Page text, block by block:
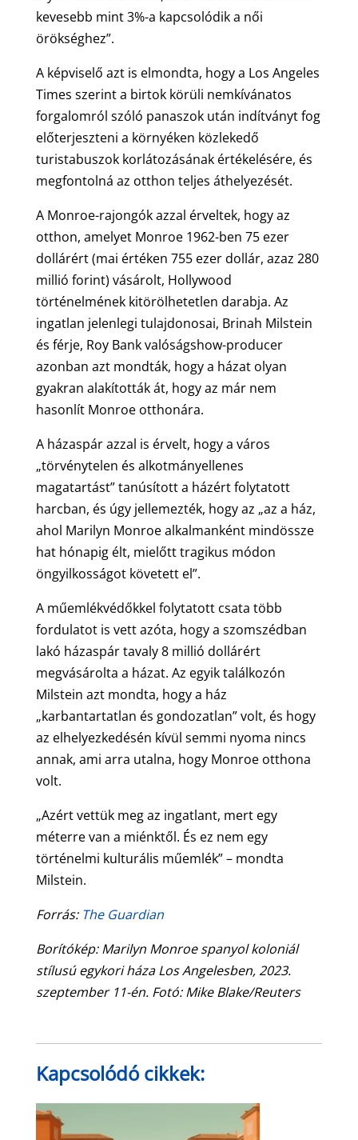
kevesebb mint 3%-a kapcsolódik a női
örökséghez”.
A képviselő azt is elmondta, hogy a Los Angeles
Times szerint a birtok körüli nemkívánatos
forgalomról szóló panaszok után indítványt fog
előterjeszteni a környéken közlekedő
turistabuszok korlátozásának értékelésére, és
megfontolná az otthon teljes áthelyezését.
A Monroe-rajongók azzal érveltek, hogy az
otthon, amelyet Monroe 1962-ben 75 ezer
dollárért (mai értéken 755 ezer dollár, azaz 280
millió forint) vásárolt, Hollywood
történelmének kitörölhetetlen darabja. Az
ingatlan jelenlegi tulajdonosai, Brinah Milstein
és férje, Roy Bank valóságshow-producer
azonban azt mondták, hogy a házat olyan
gyakran alakították át, hogy az már nem
hasonlít Monroe otthonára.
A házaspár azzal is érvelt, hogy a város
„törvénytelen és alkotmányellenes
magatartást” tanúsított a házért folytatott
harcban, és úgy jellemezték, hogy az „az a ház,
ahol Marilyn Monroe alkalmanként mindössze
hat hónapig élt, mielőtt tragikus módon
öngyilkosságot követett el”.
A műemlékvédőkkel folytatott csata több
fordulatot is vett azóta, hogy a szomszédban
lakó házaspár tavaly 8 millió dollárért
megvásárolta a házat. Az egyik találkozón
Milstein azt mondta, hogy a ház
„karbantartatlan és gondozatlan” volt, és hogy
az elhelyezkedésén kívül semmi nyoma nincs
annak, ami arra utalna, hogy Monroe otthona
volt.
„Azért vettük meg az ingatlant, mert egy
méterre van a miénktől. És ez nem egy
történelmi kulturális műemlék” – mondta
Milstein.
Forrás: The Guardian
Borítókép: Marilyn Monroe spanyol koloniál
stílusú egykori háza Los Angelesben, 2023.
szeptember 11-én. Fotó: Mike Blake/Reuters
Kapcsolódó cikkek: